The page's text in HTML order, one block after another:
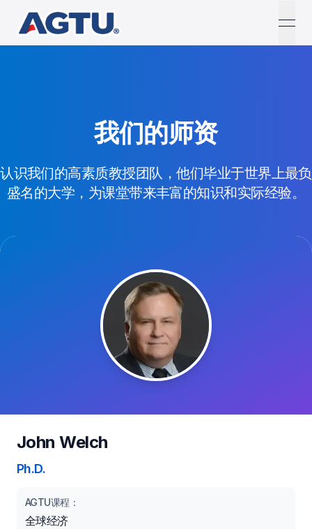
我们的师资
认识我们的高素质教授团队，他们毕业于世界上最负
盛名的大学，为课堂带来丰富的知识和实际经验。
John Welch
Ph.D.
AGTU课程：
全球经济